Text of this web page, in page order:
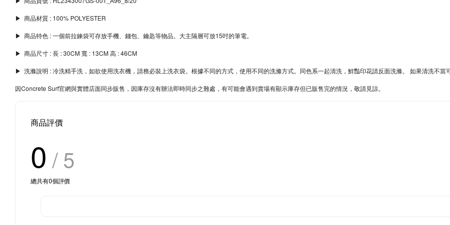
▶︎ 商品材質 : 100% POLYESTER
▶︎ 商品特色 : 一個前拉鍊袋可存放手機、錢包、鑰匙等物品。大主隔層可放15吋的筆電。
▶︎ 商品尺寸 : 長 : 30CM 寬 : 13CM 高 : 46CM
▶︎ 洗滌說明 : 冷洗精手洗，如欲使用洗衣機，請務必裝上洗衣袋。根據不同的方式，使用不同的洗滌方式。同色系一起清洗，鮮豔印花請反面洗滌。 如果清洗不當
因Concrete Surf官網與實體店面同步販售，因庫存沒有辦法即時同步之難處，有可能會遇到賣場有顯示庫存但已販售完的情況，敬請見諒。
商品評價
0 / 5
總共有0個評價